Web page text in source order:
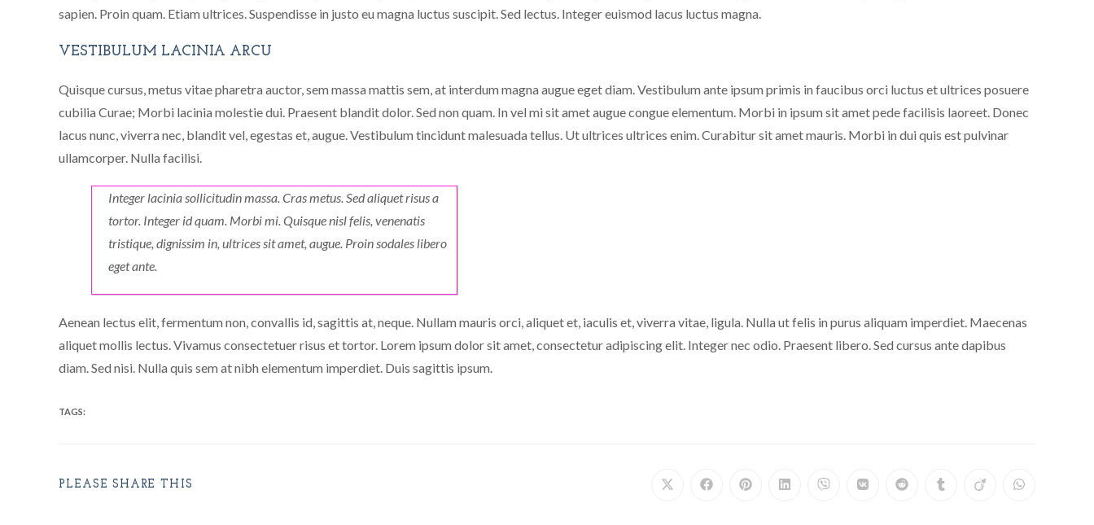
sapien. Proin quam. Etiam ultrices. Suspendisse in justo eu magna luctus suscipit. Sed lectus. Integer euismod lacus luctus magna.
VESTIBULUM LACINIA ARCU
Quisque cursus, metus vitae pharetra auctor, sem massa mattis sem, at interdum magna augue eget diam. Vestibulum ante ipsum primis in faucibus orci luctus et ultrices posuere
cubilia Curae; Morbi lacinia molestie dui. Praesent blandit dolor. Sed non quam. In vel mi sit amet augue congue elementum. Morbi in ipsum sit amet pede facilisis laoreet. Donec
lacus nunc, viverra nec, blandit vel, egestas et, augue. Vestibulum tincidunt malesuada tellus. Ut ultrices ultrices enim. Curabitur sit amet mauris. Morbi in dui quis est pulvinar
ullamcorper. Nulla facilisi.
Integer lacinia sollicitudin massa. Cras metus. Sed aliquet risus a
tortor. Integer id quam. Morbi mi. Quisque nisl felis, venenatis
tristique, dignissim in, ultrices sit amet, augue. Proin sodales libero
eget ante.
Aenean lectus elit, fermentum non, convallis id, sagittis at, neque. Nullam mauris orci, aliquet et, iaculis et, viverra vitae, ligula. Nulla ut felis in purus aliquam imperdiet. Maecenas
aliquet mollis lectus. Vivamus consectetuer risus et tortor. Lorem ipsum dolor sit amet, consectetur adipiscing elit. Integer nec odio. Praesent libero. Sed cursus ante dapibus
diam. Sed nisi. Nulla quis sem at nibh elementum imperdiet. Duis sagittis ipsum.
TAGS:
PLEASE SHARE THIS